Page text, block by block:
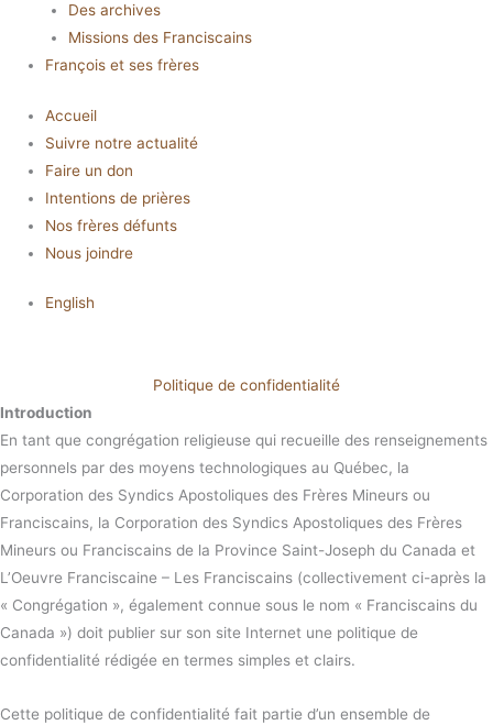
Des archives
Missions des Franciscains
François et ses frères
Accueil
Suivre notre actualité
Faire un don
Intentions de prières
Nos frères défunts
Nous joindre
English
Politique de confidentialité
Introduction
En tant que congrégation religieuse qui recueille des renseignements
personnels par des moyens technologiques au Québec, la
Corporation des Syndics Apostoliques des Frères Mineurs ou
Franciscains, la Corporation des Syndics Apostoliques des Frères
Mineurs ou Franciscains de la Province Saint-Joseph du Canada et
L’Oeuvre Franciscaine – Les Franciscains (collectivement ci-après la
« Congrégation », également connue sous le nom « Franciscains du
Canada ») doit publier sur son site Internet une politique de
confidentialité rédigée en termes simples et clairs.
Cette politique de confidentialité fait partie d’un ensemble de